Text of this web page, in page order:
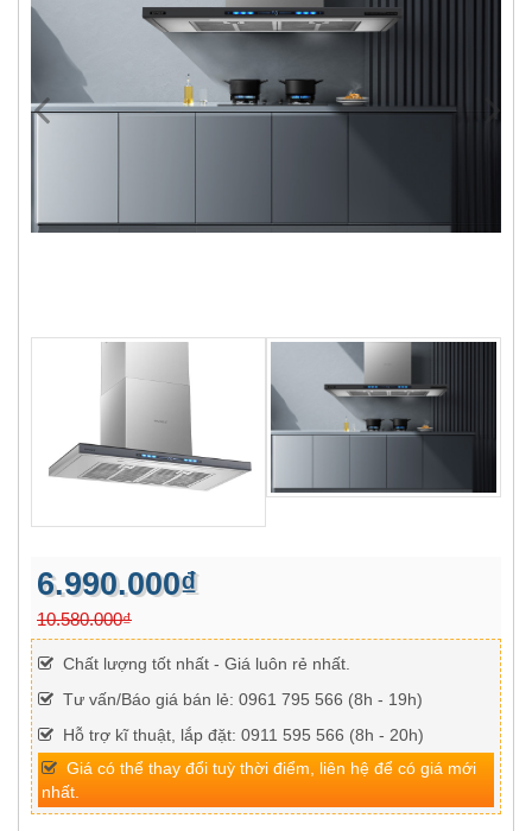
6.990.000₫
10.580.000₫
Chất lượng tốt nhất - Giá luôn rẻ nhất.
Tư vấn/Báo giá bán lẻ: 0961 795 566 (8h - 19h)
Hỗ trợ kĩ thuật, lắp đặt: 0911 595 566 (8h - 20h)
Giá có thể thay đổi tuỳ thời điểm, liên hệ để có giá mới
nhất.